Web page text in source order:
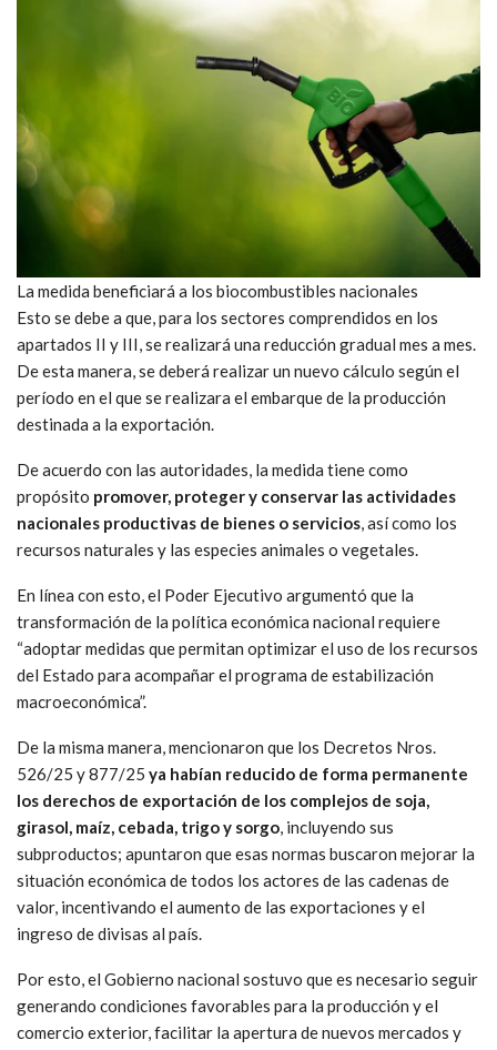
La medida beneficiará a los biocombustibles nacionales
Esto se debe a que, para los sectores comprendidos en los
apartados II y III, se realizará una reducción gradual mes a mes.
De esta manera, se deberá realizar un nuevo cálculo según el
período en el que se realizara el embarque de la producción
destinada a la exportación.
De acuerdo con las autoridades, la medida tiene como
propósito promover, proteger y conservar las actividades
nacionales productivas de bienes o servicios, así como los
recursos naturales y las especies animales o vegetales.
En línea con esto, el Poder Ejecutivo argumentó que la
transformación de la política económica nacional requiere
“adoptar medidas que permitan optimizar el uso de los recursos
del Estado para acompañar el programa de estabilización
macroeconómica”.
De la misma manera, mencionaron que los Decretos Nros.
526/25 y 877/25 ya habían reducido de forma permanente
los derechos de exportación de los complejos de soja,
girasol, maíz, cebada, trigo y sorgo, incluyendo sus
subproductos; apuntaron que esas normas buscaron mejorar la
situación económica de todos los actores de las cadenas de
valor, incentivando el aumento de las exportaciones y el
ingreso de divisas al país.
Por esto, el Gobierno nacional sostuvo que es necesario seguir
generando condiciones favorables para la producción y el
comercio exterior, facilitar la apertura de nuevos mercados y